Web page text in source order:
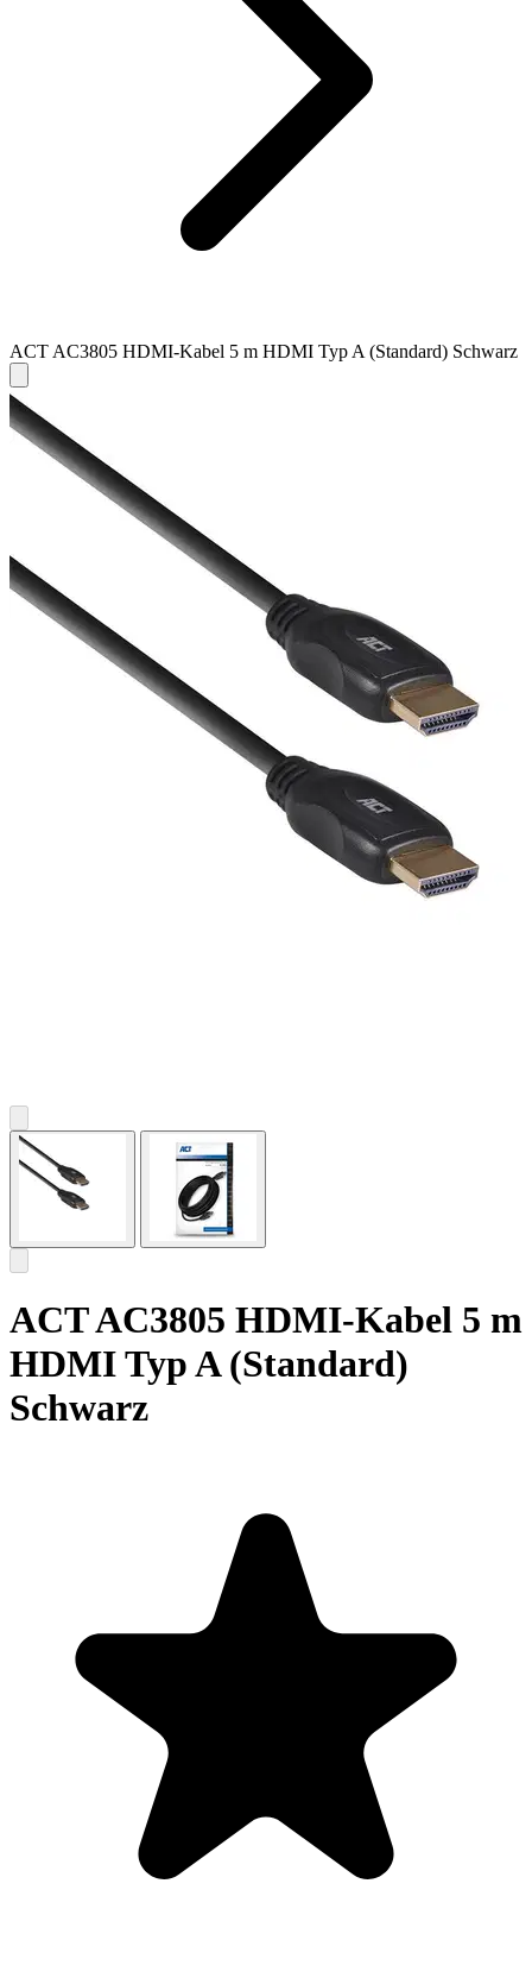
ACT AC3805 HDMI-Kabel 5 m HDMI Typ A (Standard) Schwarz
ACT AC3805 HDMI-Kabel 5 m
HDMI Typ A (Standard)
Schwarz